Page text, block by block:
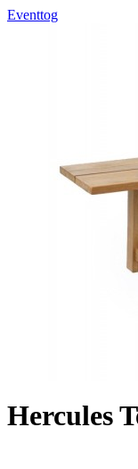
Eventtog
Hercules